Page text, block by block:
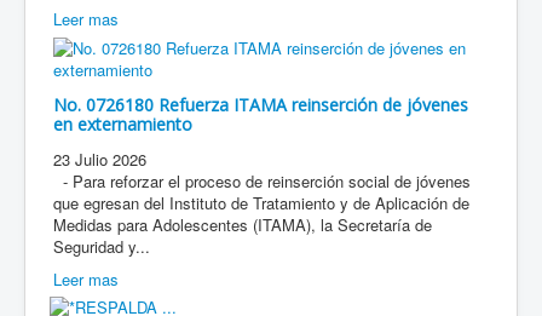
Leer mas
No. 0726180 Refuerza ITAMA reinserción de jóvenes
en externamiento
23 Julio 2026
- Para reforzar el proceso de reinserción social de jóvenes
que egresan del Instituto de Tratamiento y de Aplicación de
Medidas para Adolescentes (ITAMA), la Secretaría de
Seguridad y...
Leer mas